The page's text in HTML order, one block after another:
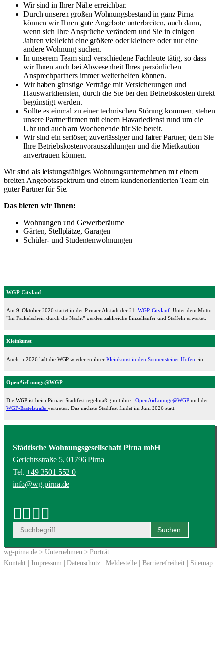
Wir sind in Ihrer Nähe erreichbar.
Durch unseren großen Wohnungsbestand in ganz Pirna
können wir Ihnen gute Angebote unterbreiten, auch dann,
wenn sich Ihre Ansprüche verändern und Sie in einigen
Jahren vielleicht eine größere oder kleinere oder nur eine
andere Wohnung suchen.
In unserem Team sind verschiedene Fachleute tätig, so dass
wir Ihnen auch bei Abwesenheit Ihres persönlichen
Ansprechpartners immer weiterhelfen können.
Wir haben günstige Verträge mit Versicherungen und
Hauswartdiensten, durch die Sie bei den Betriebskosten direkt
begünstigt werden.
Sollte es einmal zu einer technischen Störung kommen, stehen
unsere Partnerfirmen mit einem Havariedienst rund um die
Uhr und auch am Wochenende für Sie bereit.
Wir sind ein seriöser, zuverlässiger und fairer Partner, dem Sie
Ihre Betriebskostenvorauszahlungen und die Mietkaution
anvertrauen können.
Wir sind als leistungsfähiges Wohnungsunternehmen mit einem
breiten Angebotsspektrum und einem kundenorientierten Team ein
guter Partner für Sie.
Das bieten wir Ihnen:
Wohnungen und Gewerberäume
Gärten, Stellplätze, Garagen
Schüler- und Studentenwohnungen
WGP-Citylauf
Am 9. Oktober 2026 startet in der Pirnaer Altstadt der 21. WGP-Citylauf . Unter dem Motto
"Im Fackelschein durch die Nacht" werden zahlreiche Einzelläufer und Staffeln erwartet.
Kleinkunst
Auch in 2026 lädt die WGP wieder zu ihrer Kleinkunst in den Sonnensteiner Höfen ein.
OpenAirLounge@WGP
Die WGP ist beim Pirnaer Stadtfest regelmäßig mit ihrer OpenAirLounge@WGP und der
WGP-Bastelstraße vertreten. Das nächste Stadtfest findet im Juni 2026 statt.
Städtische Wohnungsgesellschaft Pirna mbH
Gerichtsstraße 5, 01796 Pirna
Tel. +49 3501 552 0
info@wg-pirna.de
wg-pirna.de > Unternehmen > Porträt
Kontakt | Impressum | Datenschutz | Meldestelle | Barrierefreiheit | Sitemap